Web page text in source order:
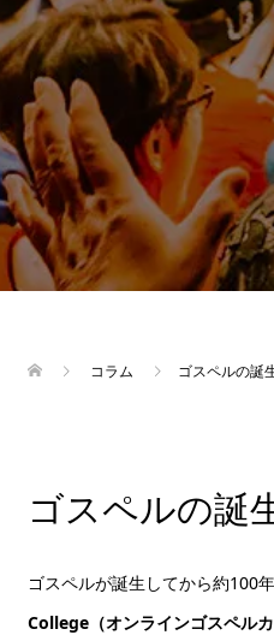
コラム ゴスペルの誕
ゴスペルの誕
ゴスペルが誕生してから約100
College（オンラインゴスペルカ